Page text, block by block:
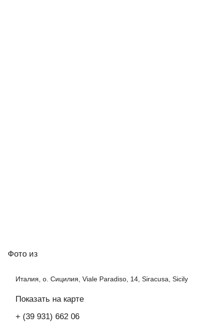
Фото из
Италия, о. Сицилия, Viale Paradiso, 14, Siracusa, Sicily
Показать на карте
+ (39 931) 662 06